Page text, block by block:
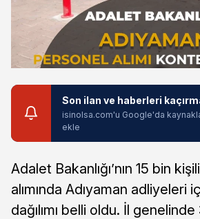
Son ilan ve haberleri
isinolsa.com'u Google'da
ekle
Adalet Bakanlığı’nın 15 bin
alımında Adıyaman adliyeleri
dağılımı belli oldu. İl